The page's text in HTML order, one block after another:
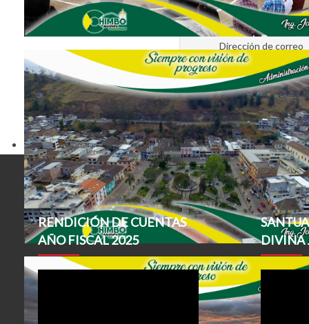
Una vez haya recibido el
nueva clave para su
Dirección de correo
electrónico*
RENDICIÓN DE CUENTAS
AÑO FISCAL 2025
DIVINA